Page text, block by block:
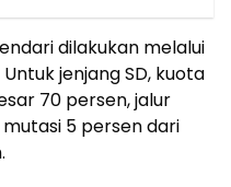
dilakukan melalui
jenjang SD, kuota
70 persen, jalur
5 persen dari